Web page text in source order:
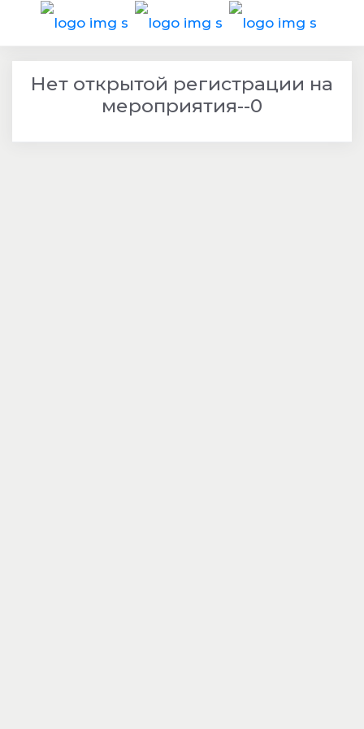
Нет открытой регистрации на
мероприятия--0